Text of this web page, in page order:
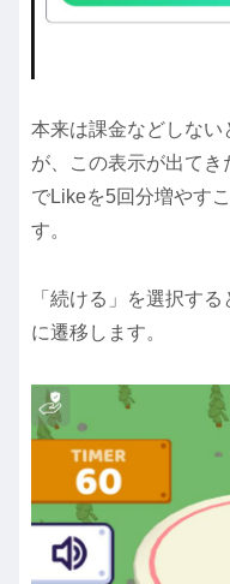
本来は課金などしな
が、この表示が出て
でLikeを5回分増やす
す。
「続ける」を選択す
に遷移します。